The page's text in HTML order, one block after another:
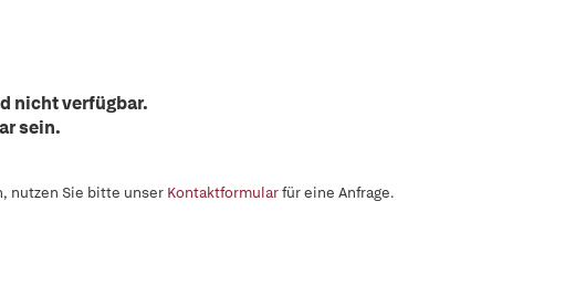
nicht verfügbar.
sein.
nutzen Sie bitte unser Kontaktformularfür eine Anfrage.